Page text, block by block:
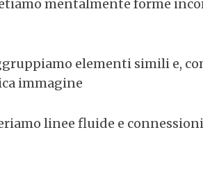
mentalmente forme
elementi simili e,
immagine
linee fluide e